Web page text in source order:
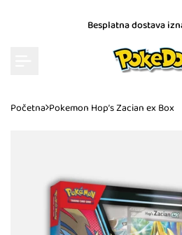
Besplatna dostava
Početna Pokemon Hop’s Zacian ex Box